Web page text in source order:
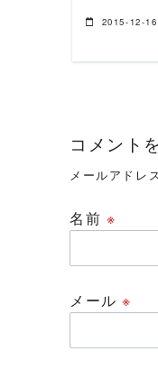
2015-12-16
コメント
メールアドレ
名前 ※
メール※